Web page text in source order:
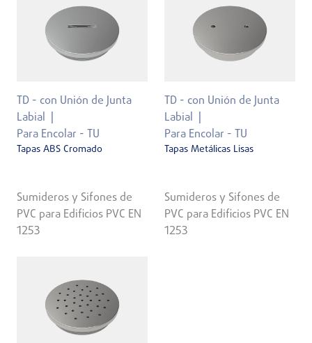
TD - con Unión de Junta
Labial
Para Encolar - TU
Tapas ABS Cromado
Sumideros y Sifones de
PVC para Edificios PVC EN
1253
TD - con Unión de Junta
Labial
Para Encolar - TU
Tapas Metálicas Lisas
Sumideros y Sifones de
PVC para Edificios PVC EN
1253